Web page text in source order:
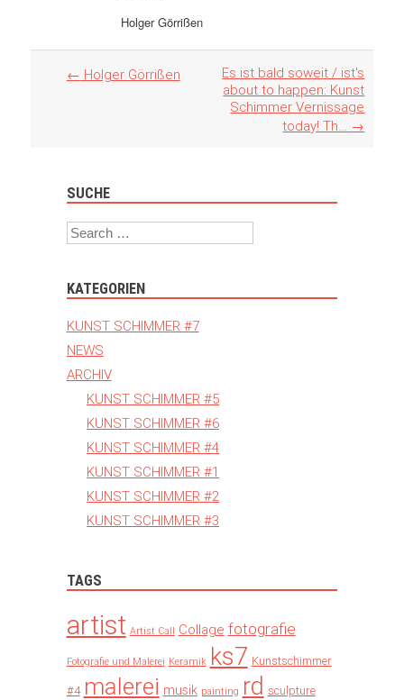
Holger Görrißen
Artikel
← Holger Görrißen
Es ist bald soweit / ist's
about to happen: Kunst
Schimmer Vernissage
today! Th… →
SUCHE
Search
KATEGORIEN
KUNST SCHIMMER #7
NEWS
ARCHIV
KUNST SCHIMMER #5
KUNST SCHIMMER #6
KUNST SCHIMMER #4
KUNST SCHIMMER #1
KUNST SCHIMMER #2
KUNST SCHIMMER #3
TAGS
artist Artist Call Collage fotografie
Fotografie und Malerei Keramik ks7 Kunstschimmer
#4 malerei musik painting rd sculpture